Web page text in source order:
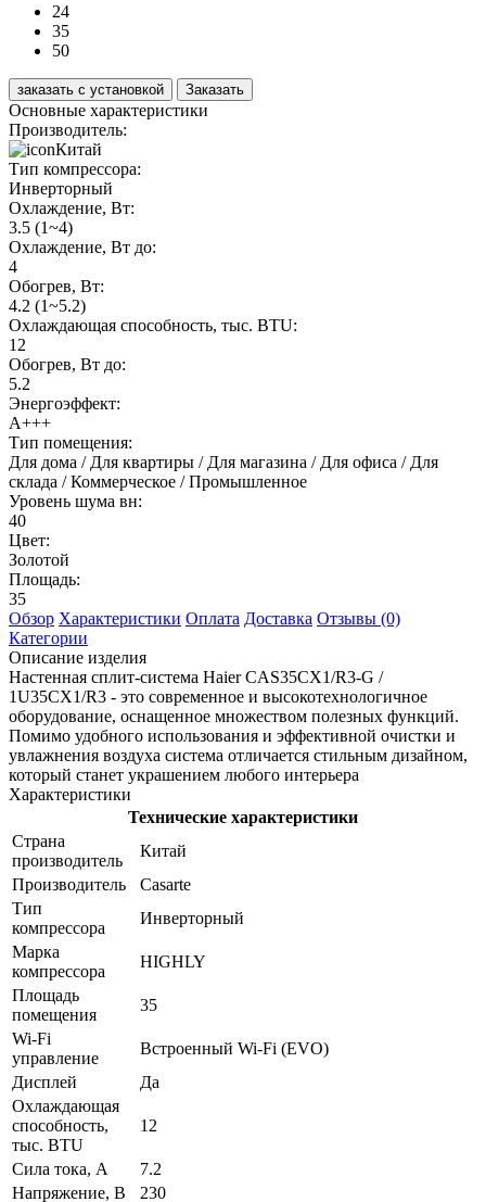
24
35
50
заказать с установкой Заказать
Основные характеристики
Производитель:
Китай
Тип компрессора:
Инверторный
Охлаждение, Вт:
3.5 (1~4)
Охлаждение, Вт до:
4
Обогрев, Вт:
4.2 (1~5.2)
Охлаждающая способность, тыс. BTU:
12
Обогрев, Вт до:
5.2
Энергоэффект:
А+++
Тип помещения:
Для дома / Для квартиры / Для магазина / Для офиса / Для
склада / Коммерческое / Промышленное
Уровень шума вн:
40
Цвет:
Золотой
Площадь:
35
Обзор Характеристики Оплата Доставка Отзывы (0)
Категории
Описание изделия
Настенная сплит-система Haier CAS35CX1/R3-G /
1U35CX1/R3 - это современное и высокотехнологичное
оборудование, оснащенное множеством полезных функций.
Помимо удобного использования и эффективной очистки и
увлажнения воздуха система отличается стильным дизайном,
который станет украшением любого интерьера
Характеристики
Технические характеристики
Страна
производитель
Китай
Производитель
Casarte
Тип
компрессора
Инверторный
Марка
компрессора
HIGHLY
Площадь
помещения
35
Wi-Fi
управление
Встроенный Wi-Fi (EVO)
Дисплей
Да
Охлаждающая
способность,
тыс. BTU
12
Сила тока, А
7.2
Напряжение, В
230